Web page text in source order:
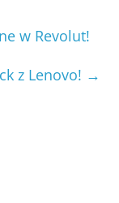
w Revolut!
z Lenovo! →